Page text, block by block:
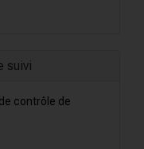
suivi
contrôle de